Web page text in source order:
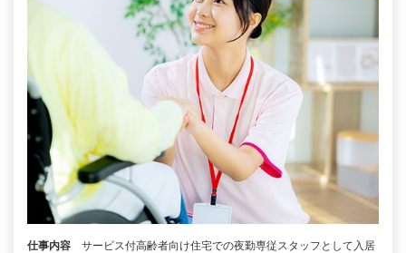
仕事内容
サービス付高齢者向け住宅での夜勤専従スタッフとして入居